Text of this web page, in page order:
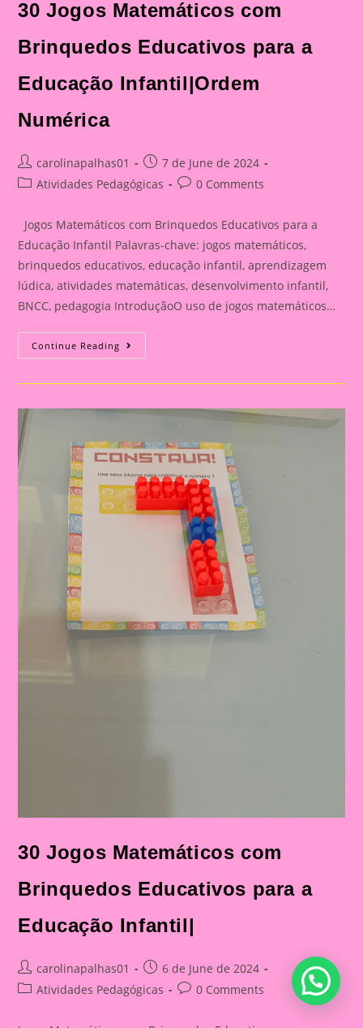
30 Jogos Matemáticos com
Brinquedos Educativos para a
Educação Infantil|Ordem
Numérica
Post
author:
carolinapalhas01
Post
published:
7 de June de 2024
PostAtividades Pedagógicas
Post0 Comments
Jogos Matemáticos com Brinquedos Educativos para a
Educação Infantil Palavras-chave: jogos matemáticos,
brinquedos educativos, educação infantil, aprendizagem
lúdica, atividades matemáticas, desenvolvimento infantil,
BNCC, pedagogia IntroduçãoO uso de jogos matemáticos…
Continue Reading 30
Jogos
Para
Infantil|Ordem
Numérica
30 Jogos Matemáticos com
Brinquedos Educativos para a
Educação Infantil|
Post
author:
carolinapalhas01
Post
published:
6 de June de 2024
PostAtividades Pedagógicas
Post0 Comments